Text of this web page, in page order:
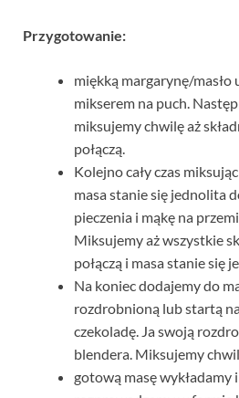
Przygotowanie:
miękką margarynę/masło
mikserem na puch.
miksujemy chwilę aż
połączą.
Kolejno cały czas
masa stanie się jednolita
pieczenia i mąkę na
Miksujemy aż wszystkie
połączą i masa stanie się
Na koniec dodajemy do
rozdrobnioną lub startą
czekoladę. Ja swoją
blendera. Miksujemy
gotową masę